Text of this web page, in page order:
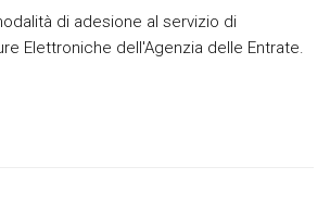
di adesione al servizio di
Elettroniche dell'Agenzia delle Entrate.